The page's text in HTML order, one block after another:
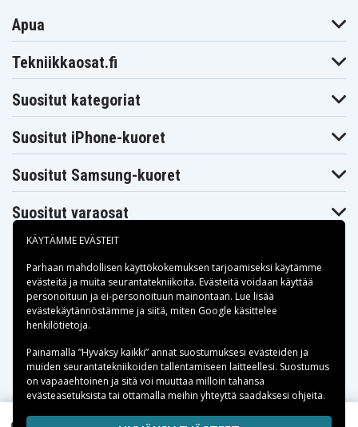
Apua
Tekniikkaosat.fi
Suositut kategoriat
Suositut iPhone-kuoret
Suositut Samsung-kuoret
Suositut varaosat
Maksuvaihtoehdot
Toimitusvaihtoehdot
KÄYTÄMME EVÄSTEIT
Parhaan mahdollisen käyttökokemuksen tarjoamiseksi käytämme
evästeitä ja muita seurantatekniikoita. Evästeitä voidaan käyttää
personoituun ja ei-personoituun mainontaan. Lue lisää
evästekäytännöstämme ja siitä, miten Google käsittelee
henkilötietoja.
Painamalla ”Hyväksy kaikki” annat suostumuksesi evästeiden ja
muiden seurantatekniikoiden tallentamiseen laitteellesi. Suostumus
on vapaaehtoinen ja sitä voi muuttaa milloin tahansa
evästeasetuksista tai ottamalla meihin yhteyttä saadaksesi ohjeita.